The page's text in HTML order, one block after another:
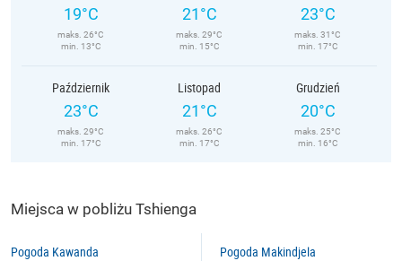
19°C
maks. 26°C
min. 13°C
21°C
maks. 29°C
min. 15°C
23°C
maks. 31°C
min. 17°C
Październik
23°C
maks. 29°C
min. 17°C
Listopad
21°C
maks. 26°C
min. 17°C
Grudzień
20°C
maks. 25°C
min. 16°C
Miejsca w pobliżu Tshienga
Pogoda Kawanda Pogoda Makindjela